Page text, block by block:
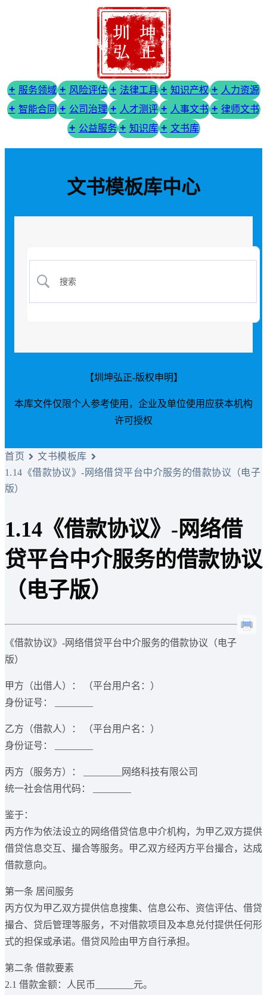
服务领域 风险评估 法律工具 知识产权
人力资源
智能合同
公司治理 人才测评 人事文书
律师文书
公益服务
知识库 文书库
文书模板库中心
【圳坤弘正-版权申明】
本库文件仅限个人参考使用，企业及单位使用应获本机构
许可授权
首页
文书模板库
1.14《借款协议》-网络借贷平台中介服务的借款协议（电子
版）
1.14《借款协议》-网络借
贷平台中介服务的借款协议
（电子版）
《借款协议》-网络借贷平台中介服务的借款协议（电子
版）
甲方（出借人）： （平台用户名：）
身份证号： ________
乙方（借款人）： （平台用户名：）
身份证号： ________
丙方（服务方）： ________网络科技有限公司
统一社会信用代码： ________
鉴于：
丙方作为依法设立的网络借贷信息中介机构，为甲乙双方提供
借贷信息交互、撮合等服务。甲乙双方经丙方平台撮合，达成
借款意向。
第一条 居间服务
丙方仅为甲乙双方提供信息搜集、信息公布、资信评估、借贷
撮合、贷后管理等服务，不对借款项目及本息兑付提供任何形
式的担保或承诺。借贷风险由甲方自行承担。
第二条 借款要素
2.1 借款金额：人民币________元。